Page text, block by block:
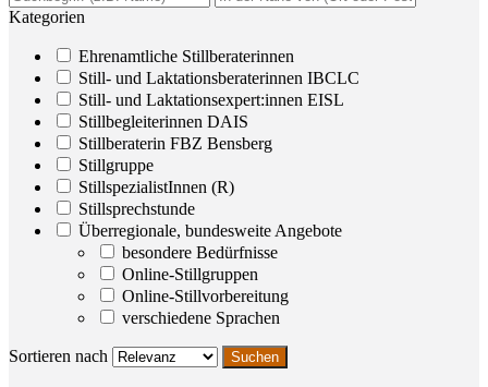
Kategorien
Ehrenamtliche Stillberaterinnen
Still- und Laktationsberaterinnen IBCLC
Still- und Laktationsexpert:innen EISL
Stillbegleiterinnen DAIS
Stillberaterin FBZ Bensberg
Stillgruppe
StillspezialistInnen (R)
Stillsprechstunde
Überregionale, bundesweite Angebote
besondere Bedürfnisse
Online-Stillgruppen
Online-Stillvorbereitung
verschiedene Sprachen
Sortieren nach